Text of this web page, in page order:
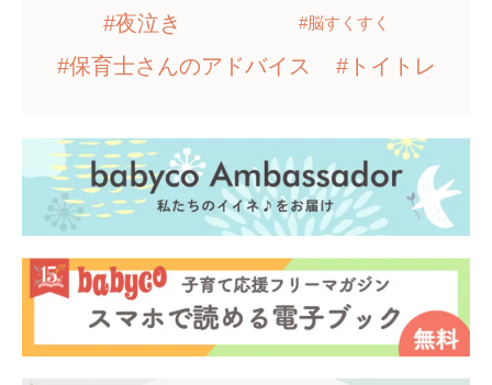
#夜泣き #脳すくすく
#保育士さんのアドバイス #トイトレ